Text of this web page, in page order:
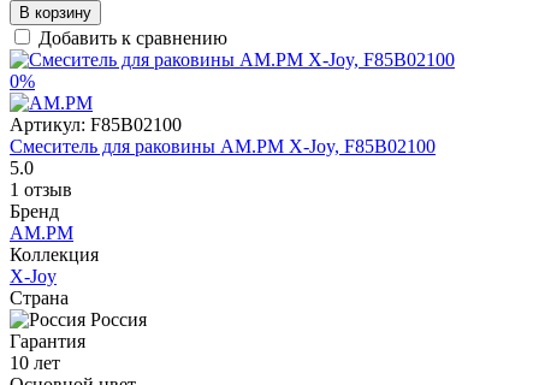
В корзину
Добавить к сравнению
0%
Артикул: F85B02100
Смеситель для раковины AM.PM X-Joy, F85B02100
5.0
1 отзыв
Бренд
AM.PM
Коллекция
X-Joy
Страна
Россия
Гарантия
10 лет